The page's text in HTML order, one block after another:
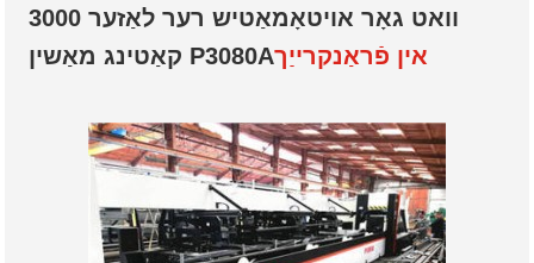
3000 וואט גאָר אויטאָמאַטיש רער לאַזער
קאַטינג מאַשין P3080Aאין פֿראַנקרייַך